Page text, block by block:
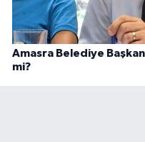
Amasra Belediye
mi?